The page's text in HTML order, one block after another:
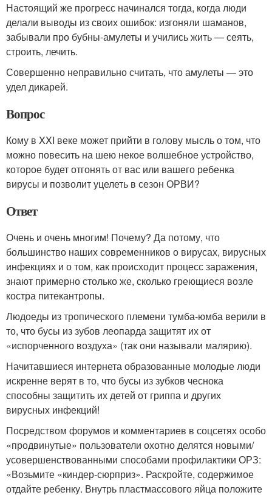
Настоящий же прогресс начинался тогда, когда люди
делали выводы из своих ошибок: изгоняли шаманов,
забывали про бубны-амулеты и учились жить — сеять,
строить, лечить.
Совершенно неправильно считать, что амулеты — это
удел дикарей.
Вопрос
Кому в XXI веке может прийти в голову мысль о том, что
можно повесить на шею некое волшебное устройство,
которое будет отгонять от вас или вашего ребенка
вирусы и позволит уцелеть в сезон ОРВИ?
Ответ
Очень и очень многим! Почему? Да потому, что
большинство наших современников о вирусах, вирусных
инфекциях и о том, как происходит процесс заражения,
знают примерно столько же, сколько греющиеся возле
костра питекантропы.
Людоеды из тропического племени тумба-юмба верили в
то, что бусы из зубов леопарда защитят их от
«испорченного воздуха» (так они называли малярию).
Начитавшиеся интернета образованные молодые люди
искренне верят в то, что бусы из зубков чеснока
способны защитить их детей от гриппа и других
вирусных инфекций!
Посредством форумов и комментариев в соцсетях особо
«продвинутые» пользователи охотно делятся новыми/
усовершенствованными способами профилактики ОРЗ:
«Возьмите «киндер-сюрприз». Раскройте, содержимое
отдайте ребенку. Внутрь пластмассового яйца положите